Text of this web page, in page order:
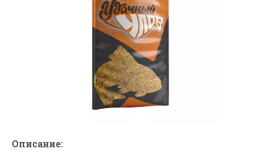
Описание: